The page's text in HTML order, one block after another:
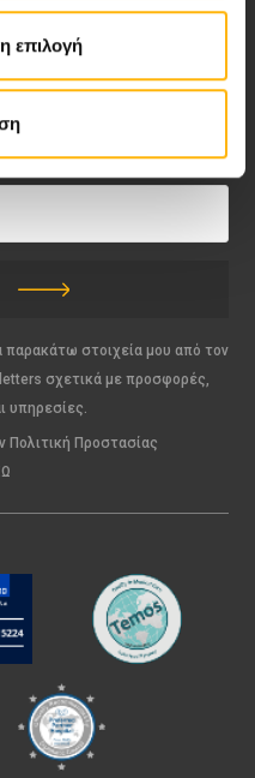
επιλογή
παρακάτω στοιχεία μου από τον
σχετικά με προσφορές,
υπηρεσίες.
Πολιτική Προστασίας